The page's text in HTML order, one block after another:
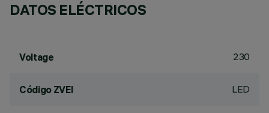
DATOS ELÉCTRICOS
Voltage 230
Código ZVEI LED